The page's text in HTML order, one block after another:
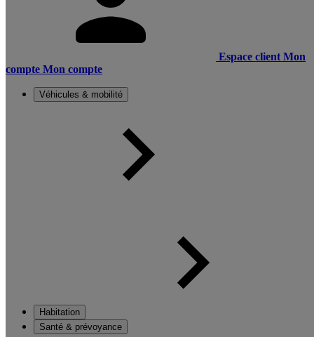
Espace client Mon
compte Mon compte
Véhicules & mobilité
Habitation
Santé & prévoyance